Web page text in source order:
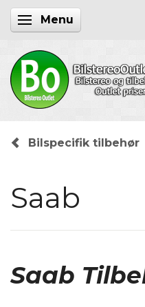
Skifte navigation
Menu
Bilspecifik tilbehør
Saab
Saab